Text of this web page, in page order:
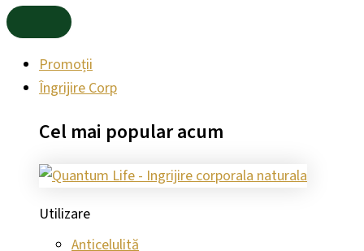
Promoții
Îngrijire Corp
Cel mai popularacum
Utilizare
Anticelulită